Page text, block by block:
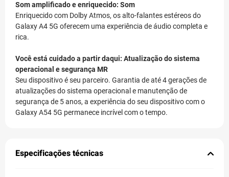
Som amplificado e enriquecido: Som
Enriquecido com Dolby Atmos, os alto-falantes estéreos do
Galaxy A4 5G oferecem uma experiência de áudio completa e
rica.
Você está cuidado a partir daqui: Atualização do sistema
operacional e segurança MR
Seu dispositivo é seu parceiro. Garantia de até 4 gerações de
atualizações do sistema operacional e manutenção de
segurança de 5 anos, a experiência do seu dispositivo com o
Galaxy A54 5G permanece incrível com o tempo.
Especificações técnicas